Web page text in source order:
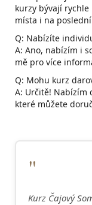
kurzy bývají rychle
místa i na
Q: Nabízíte
A: Ano, nabízím i
mě pro více
Q: Mohu kurz
A: Určitě! Nabízím
které můžete
"
Kurz Čajový